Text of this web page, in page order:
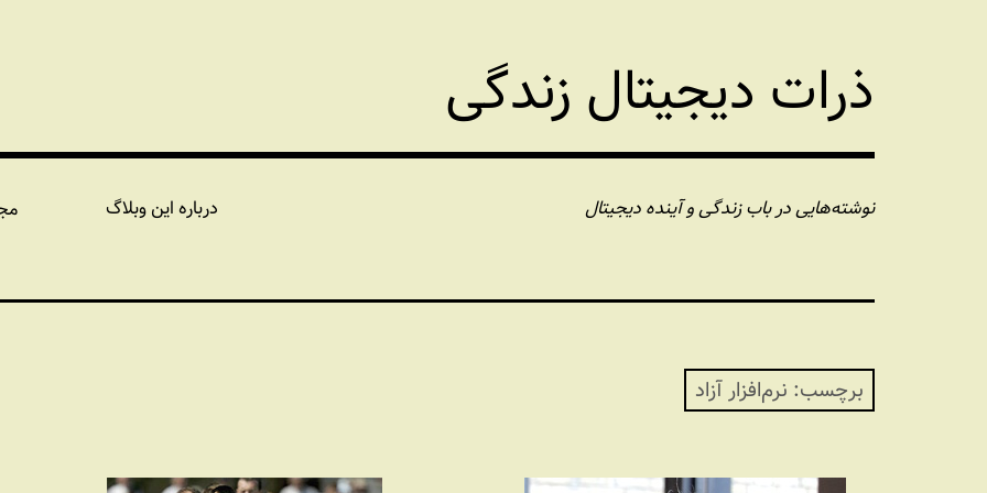
ذرات دیجیتال زندگی
نوشته‌هایی در باب زندگی و آینده دیجیتال درباره این وبلاگ
برچسب: نرم‌افزار آزاد